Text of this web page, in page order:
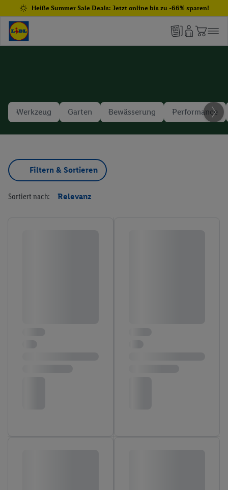
Heiße Summer Sale Deals: Jetzt online bis zu -66% sparen!
Werkzeug Garten Bewässerung Performance
Filtern & Sortieren
Sortiert nach: Relevanz